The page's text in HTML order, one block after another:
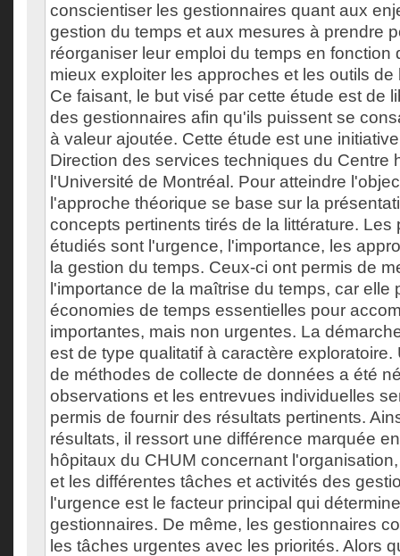
conscientiser les gestionnaires quant aux
gestion du temps et aux mesures à prendre
réorganiser leur emploi du temps en fonction
mieux exploiter les approches et les outils
Ce faisant, le but visé par cette étude est de
des gestionnaires afin qu'ils puissent se
à valeur ajoutée. Cette étude est une
Direction des services techniques du Centre
l'Université de Montréal. Pour atteindre
l'approche théorique se base sur la
concepts pertinents tirés de la littérature.
étudiés sont l'urgence, l'importance, les
la gestion du temps. Ceux-ci ont permis de
l'importance de la maîtrise du temps, car elle
économies de temps essentielles pour
importantes, mais non urgentes. La
est de type qualitatif à caractère
de méthodes de collecte de données a été
observations et les entrevues individuelles
permis de fournir des résultats pertinents.
résultats, il ressort une différence marquée
hôpitaux du CHUM concernant
et les différentes tâches et activités des
l'urgence est le facteur principal qui
gestionnaires. De même, les gestionnaires
les tâches urgentes avec les priorités. Alors